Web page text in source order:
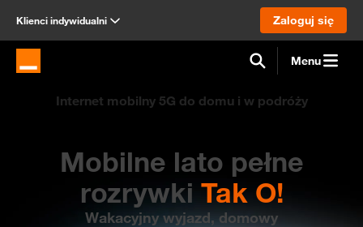
Klienci indywidualni Zaloguj się
Strona główna Orange.pl
Menu
Internet mobilny 5G do domu i w podróży
Mobilne lato pełne
rozrywki Tak O!
Wakacyjny wyjazd, domowy